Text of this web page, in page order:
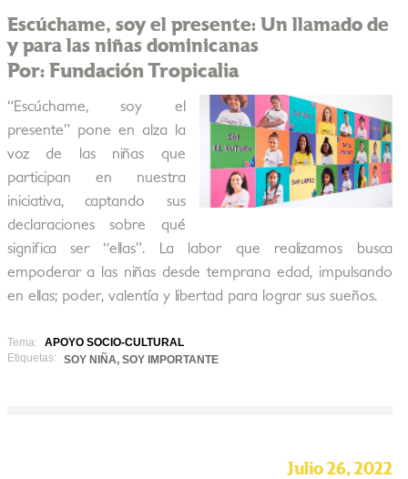
Escúchame, soy el presente: Un llamado de
y para las niñas dominicanas
Por: Fundación Tropicalia
“Escúchame, soy el
presente” pone en alza la
voz de las niñas que
participan en nuestra
iniciativa, captando sus
declaraciones sobre qué
significa ser “ellas”. La labor que realizamos busca
empoderar a las niñas desde temprana edad, impulsando
en ellas; poder, valentía y libertad para lograr sus sueños.
Tema:
APOYO SOCIO-CULTURAL
Etiquetas:
SOY NIÑA, SOY IMPORTANTE
Julio 26, 2022